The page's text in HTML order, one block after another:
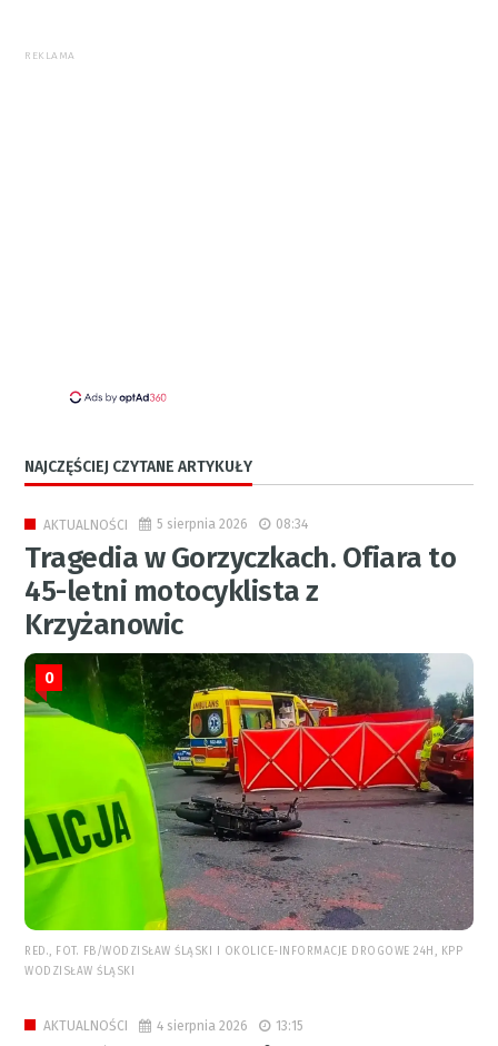
REKLAMA
NAJCZĘŚCIEJ CZYTANE ARTYKUŁY
AKTUALNOŚCI 5 sierpnia 2026 08:34
Tragedia w Gorzyczkach. Ofiara to
45-letni motocyklista z
Krzyżanowic
0
RED., FOT. FB/WODZISŁAW ŚLĄSKI I OKOLICE-INFORMACJE DROGOWE 24H, KPP
WODZISŁAW ŚLĄSKI
AKTUALNOŚCI 4 sierpnia 2026 13:15